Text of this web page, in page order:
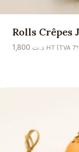
Rolls Crêpes
د.ت 1,800 HT (TVA